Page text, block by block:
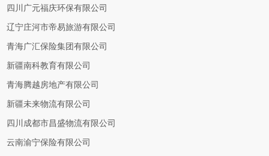
四川广元福庆环保有限公司
辽宁庄河市帝易旅游有限公司
青海广汇保险集团有限公司
新疆南科教育有限公司
青海腾越房地产有限公司
新疆未来物流有限公司
四川成都市昌盛物流有限公司
云南渝宁保险有限公司